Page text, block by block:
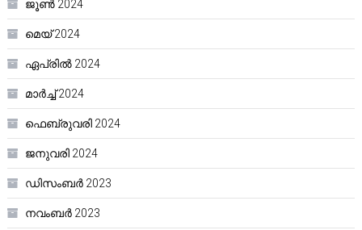
ജൂൺ 2024
മെയ്‌ 2024
ഏപ്രിൽ 2024
മാർച്ച്‌ 2024
ഫെബ്രുവരി 2024
ജനുവരി 2024
ഡിസംബർ 2023
നവംബർ 2023